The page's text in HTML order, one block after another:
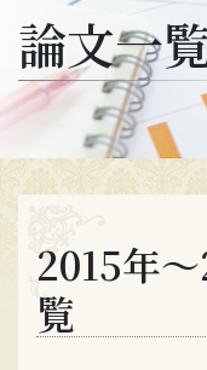
論文一
2015年
覧